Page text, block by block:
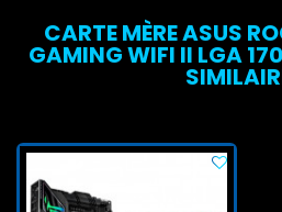
CARTE MÈRE ASUS
GAMING WIFI II LGA